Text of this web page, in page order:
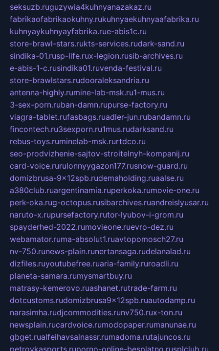
seksuzb.ruguzywia4kuhnyanazakaz.ru
fabrikaofabrikaokuhny.rukuhnyaekuhnyaafabrika.ru
kuhnyaykuhnyayfabrika.rue-abis1c.ru
store-brawl-stars.rukts-services.rudark-sand.ru
sindika-01.rusp-life.rux-legion.rusib-archives.ru
e-abis-1-c.rusindika01.ruvenda-festival.ru
store-brawlstars.rudooraleksandria.ru
antenna-highly.rumine-lab-msk.ru1-mus.ru
3-sex-porn.ruban-damn.rupurse-factory.ru
viagra-tablet.rufasbags.ruadler-jun.rubandamn.ru
fincontech.ru3sexporn.ru1mus.rudarksand.ru
rebus-toys.ruminelab-msk.rurtdco.ru
seo-prodvizhenie-sajtov-stroitelnyh-kompanij.ru
card-voice.rurulonnyygazon177.rusnow-guard.ru
domizbrusa-9x12spb.rudemaholding.ruaalse.ru
a380club.ruargentinamia.ruperkoka.rumovie-one.ru
perk-oka.rug-octopus.rusibarchives.ruandreislyusar.ru
naruto-x.rupursefactory.rutor-lyubov-i-grom.ru
spayderhed-2022.rumovieone.ruevro-dez.ru
webamator.ruma-absolut1.ruavtopomosch27.ru
nv-750.runews-plain.runertansaga.rudelanalad.ru
dizfiles.ruyoutubefree.ruaria-family.ruroadli.ru
planeta-samara.rumysmartbuy.ru
matrasy-kemerovo.ruashanet.rutrade-farm.ru
dotcustoms.rudomizbrusa9x12spb.ruautodamp.ru
narasimha.rudjcommodities.runv750.rux-ton.ru
newsplain.rucardvoice.rumodopaper.rumanunae.ru
gbget.rualfeihavsalnassr.rumadoma.rutajuncos.ru
petrovkasports.ruporno-online-besplatno.rusplclub.ru